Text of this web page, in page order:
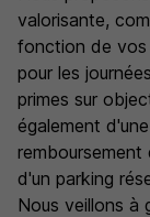
valorisante,
fonction de vos
pour les
primes sur
également
d'un parking
Nous veillons à